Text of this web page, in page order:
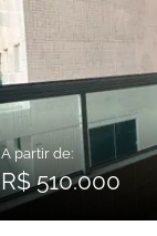
A partir de:
R$ 510.000